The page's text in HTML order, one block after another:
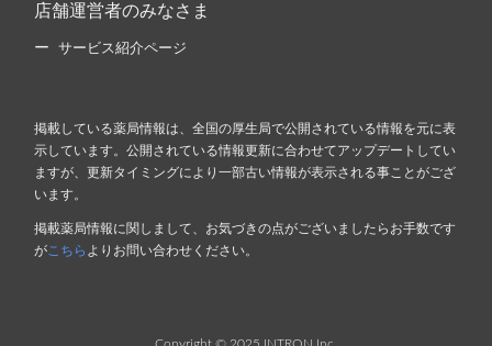
店舗運営者のみなさま
サービス紹介ページ
掲載している薬局情報は、全国の厚生局で公開されている情報を元に表
示しています。公開されている情報更新に合わせてアップデートしてい
ますが、更新タイミングにより一部古い情報が表示される事ことがござ
います。
掲載薬局情報に関しまして、お気づきの点がございましたらお手数です
が こちら よりお問い合わせください。